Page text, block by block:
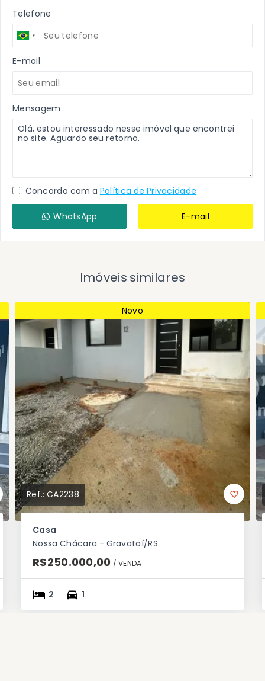
Telefone
E-mail
Mensagem
Concordo com a Política de Privacidade
WhatsApp E-mail
Imóveis similares
Novo
Ref.:CA2238
Casa
Nossa Chácara - Gravataí/RS
R$250.000,00 / VENDA
2 1